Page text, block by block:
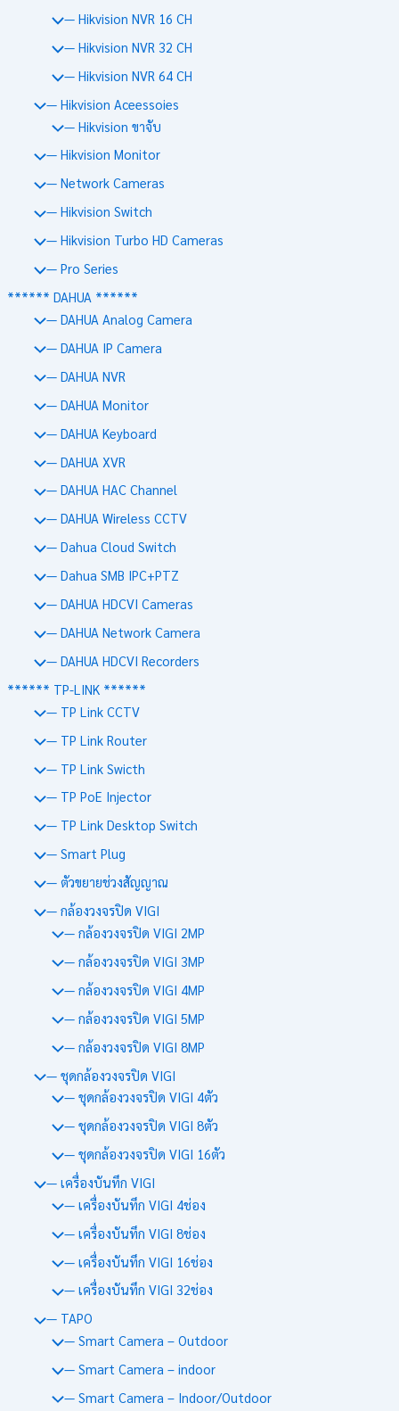
— Hikvision NVR 16 CH
— Hikvision NVR 32 CH
— Hikvision NVR 64 CH
— Hikvision Aceessoies
— Hikvision ขาจับ
— Hikvision Monitor
— Network Cameras
— Hikvision Switch
— Hikvision Turbo HD Cameras
— Pro Series
****** DAHUA ******
— DAHUA Analog Camera
— DAHUA IP Camera
— DAHUA NVR
— DAHUA Monitor
— DAHUA Keyboard
— DAHUA XVR
— DAHUA HAC Channel
— DAHUA Wireless CCTV
— Dahua Cloud Switch
— Dahua SMB IPC+PTZ
— DAHUA HDCVI Cameras
— DAHUA Network Camera
— DAHUA HDCVI Recorders
****** TP-LINK ******
— TP Link CCTV
— TP Link Router
— TP Link Swicth
— TP PoE Injector
— TP Link Desktop Switch
— Smart Plug
— ตัวขยายช่วงสัญญาณ
— กล้องวงจรปิด VIGI
— กล้องวงจรปิด VIGI 2MP
— กล้องวงจรปิด VIGI 3MP
— กล้องวงจรปิด VIGI 4MP
— กล้องวงจรปิด VIGI 5MP
— กล้องวงจรปิด VIGI 8MP
— ชุดกล้องวงจรปิด VIGI
— ชุดกล้องวงจรปิด VIGI 4ตัว
— ชุดกล้องวงจรปิด VIGI 8ตัว
— ชุดกล้องวงจรปิด VIGI 16ตัว
— เครื่องบันทึก VIGI
— เครื่องบันทึก VIGI 4ช่อง
— เครื่องบันทึก VIGI 8ช่อง
— เครื่องบันทึก VIGI 16ช่อง
— เครื่องบันทึก VIGI 32ช่อง
— TAPO
— Smart Camera – Outdoor
— Smart Camera – indoor
— Smart Camera – Indoor/Outdoor